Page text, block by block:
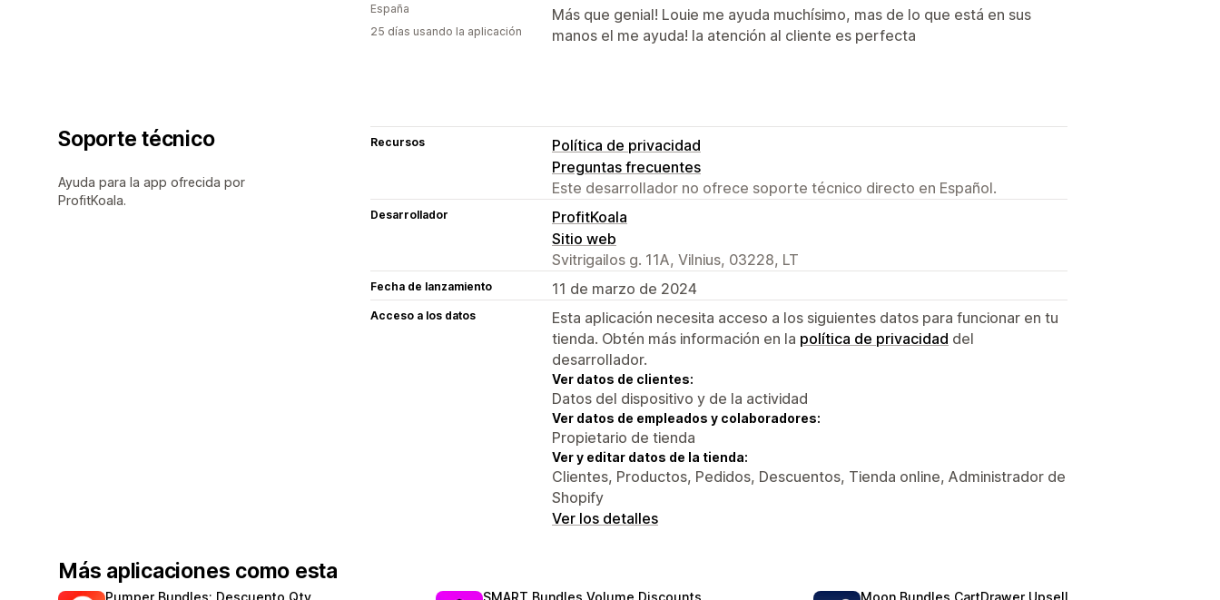
Más que genial! Louie me ayuda muchísimo, mas de lo que está en sus
manos el me ayuda! la atención al cliente es perfecta
España
25 días usando la aplicación
Soporte técnico
Ayuda para la app ofrecida por
ProfitKoala.
Recursos
Política de privacidad
Preguntas frecuentes
Este desarrollador no ofrece soporte técnico directo en Español.
Desarrollador
ProfitKoala
Sitio web
Svitrigailos g. 11A, Vilnius, 03228, LT
Fecha de lanzamiento 11 de marzo de 2024
Acceso a los datos
Esta aplicación necesita acceso a los siguientes datos para funcionar en tu
tienda. Obtén más información en la política de privacidad del
desarrollador.
Ver datos de clientes:
Datos del dispositivo y de la actividad
Ver datos de empleados y colaboradores:
Propietario de tienda
Ver y editar datos de la tienda:
Clientes, Productos, Pedidos, Descuentos, Tienda online, Administrador de
Shopify
Ver los detalles
Más aplicaciones como esta
Pumper Bundles: Descuento Qty SMART Bundles Volume Discounts Moon Bundles CartDrawer Upsell